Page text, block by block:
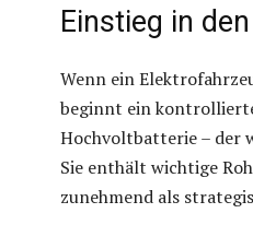
Einstieg in
Wenn ein
beginnt ein
Hochvoltbatterie – der
Sie enthält wichtige
zunehmend als